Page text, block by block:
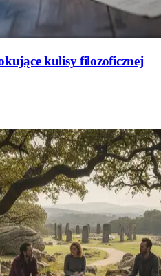
kulisy filozoficznej